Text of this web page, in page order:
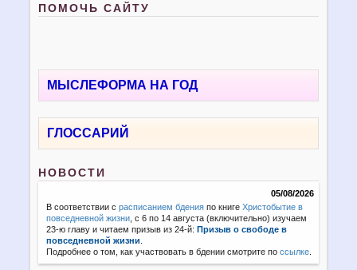
ПОМОЧЬ САЙТУ
МЫСЛЕФОРМА НА ГОД
ГЛОССАРИЙ
НОВОСТИ
05/08/2026
В соответствии срасписанием бдения по книгеХристобытие в
повседневной жизни , с 6 по 14 августа (включительно) изучаем
23-ю главу и читаем призыв из 24-й:Призыв о свободе в
повседневной жизни
Подробнее о том, как участвовать в бдении смотрите поссылке